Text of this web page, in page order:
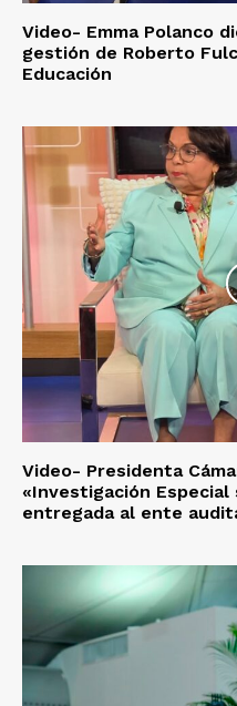
Video- Emma Polanco
gestión de Roberto
Educación
Video- Presidenta
«Investigación Especial
entregada al ente